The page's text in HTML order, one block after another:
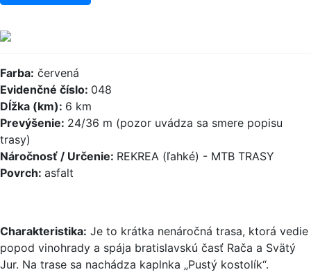
Farba: červená
Evidenčné číslo: 048
Dĺžka (km): 6 km
Prevýšenie: 24/36 m (pozor uvádza sa smere popisu
trasy)
Náročnosť / Určenie: REKREA (ľahké) - MTB TRASY
Povrch: asfalt
Charakteristika: Je to krátka nenáročná trasa, ktorá vedie
popod vinohrady a spája bratislavskú časť Rača a Svätý
Jur. Na trase sa nachádza kaplnka „Pustý kostolík“.